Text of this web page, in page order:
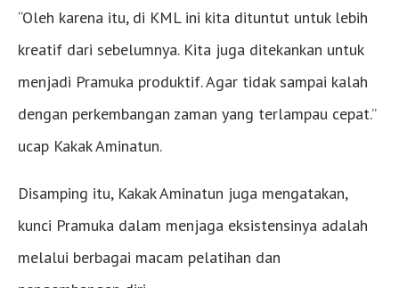
“Oleh karena itu, di KML ini kita dituntut untuk lebih
kreatif dari sebelumnya. Kita juga ditekankan untuk
menjadi Pramuka produktif. Agar tidak sampai kalah
dengan perkembangan zaman yang terlampau cepat.”
ucap Kakak Aminatun.
Disamping itu, Kakak Aminatun juga mengatakan,
kunci Pramuka dalam menjaga eksistensinya adalah
melalui berbagai macam pelatihan dan